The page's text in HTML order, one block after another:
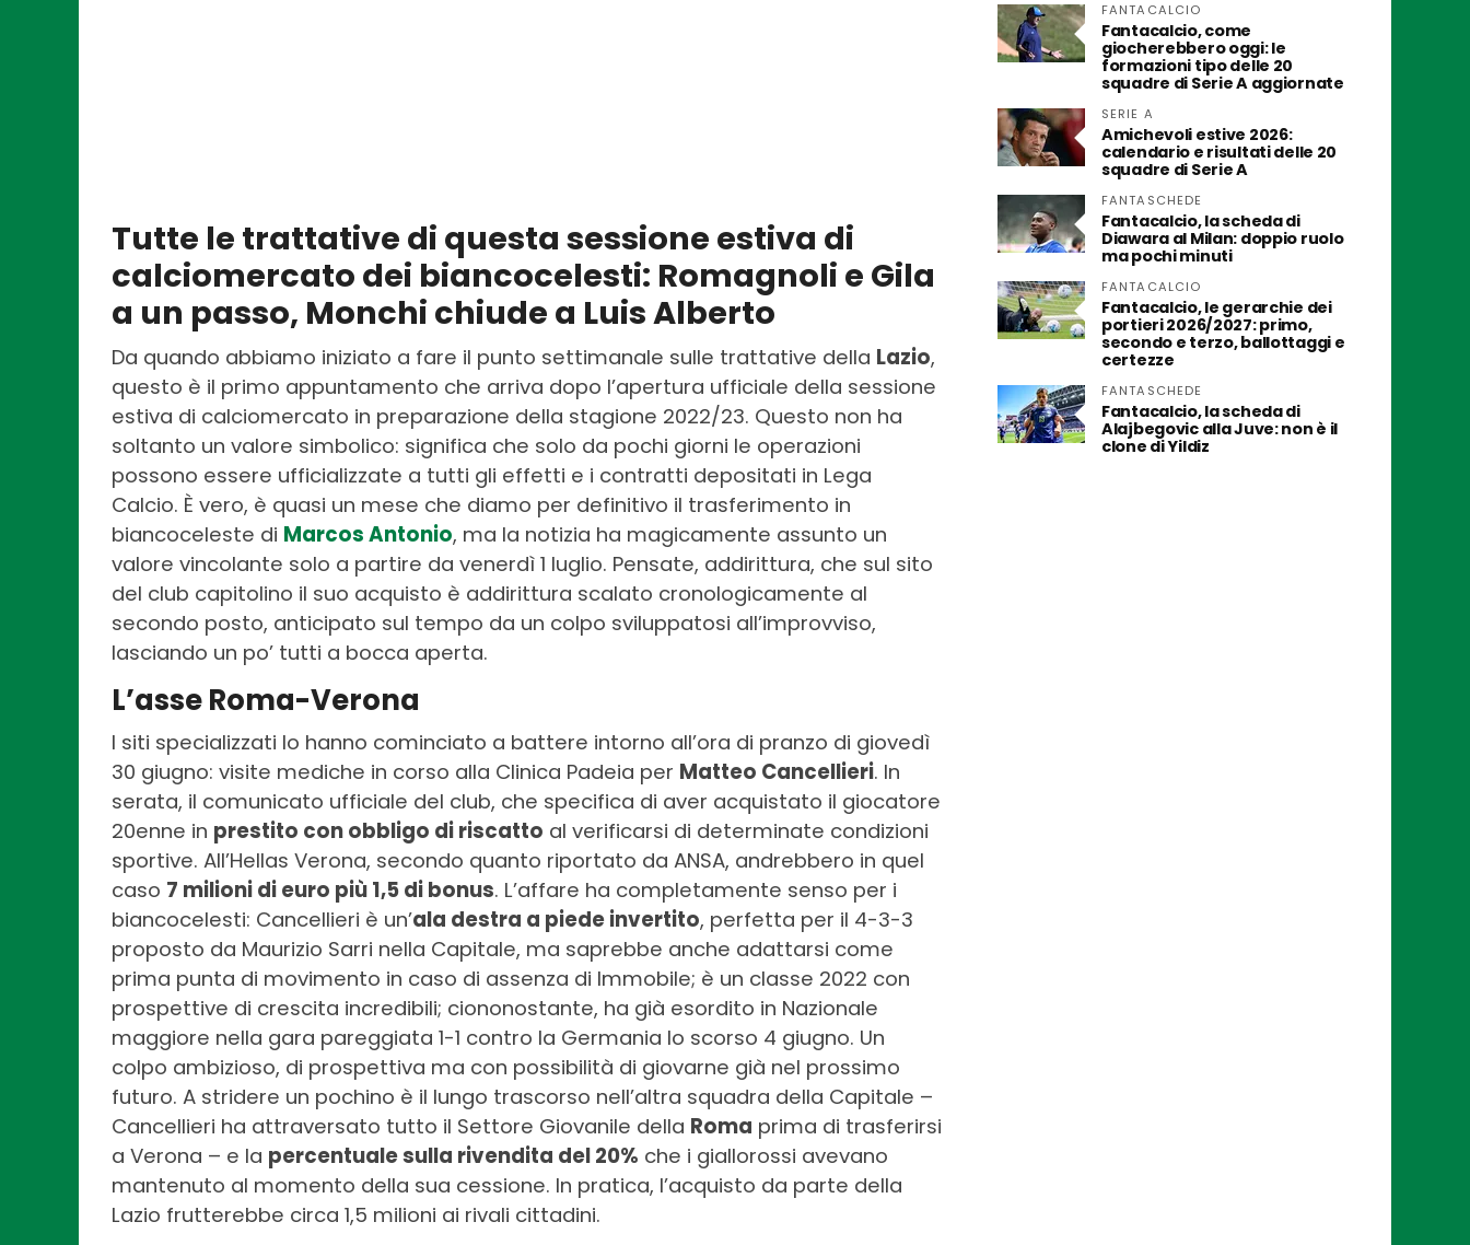
Tutte le trattative di questa sessione estiva di
calciomercato dei biancocelesti: Romagnoli e Gila
a un passo, Monchi chiude a Luis Alberto
Da quando abbiamo iniziato a fare il punto settimanale sulle trattative della Lazio,
questo è il primo appuntamento che arriva dopo l’apertura ufficiale della sessione
estiva di calciomercato in preparazione della stagione 2022/23. Questo non ha
soltanto un valore simbolico: significa che solo da pochi giorni le operazioni
possono essere ufficializzate a tutti gli effetti e i contratti depositati in Lega
Calcio. È vero, è quasi un mese che diamo per definitivo il trasferimento in
biancoceleste di Marcos Antonio, ma la notizia ha magicamente assunto un
valore vincolante solo a partire da venerdì 1 luglio. Pensate, addirittura, che sul sito
del club capitolino il suo acquisto è addirittura scalato cronologicamente al
secondo posto, anticipato sul tempo da un colpo sviluppatosi all’improvviso,
lasciando un po’ tutti a bocca aperta.
L’asse Roma-Verona
I siti specializzati lo hanno cominciato a battere intorno all’ora di pranzo di giovedì
30 giugno: visite mediche in corso alla Clinica Padeia per Matteo Cancellieri. In
serata, il comunicato ufficiale del club, che specifica di aver acquistato il giocatore
20enne in prestito con obbligo di riscatto al verificarsi di determinate condizioni
sportive. All’Hellas Verona, secondo quanto riportato da ANSA, andrebbero in quel
caso 7 milioni di euro più 1,5 di bonus. L’affare ha completamente senso per i
biancocelesti: Cancellieri è un’ala destra a piede invertito, perfetta per il 4-3-3
proposto da Maurizio Sarri nella Capitale, ma saprebbe anche adattarsi come
prima punta di movimento in caso di assenza di Immobile; è un classe 2022 con
prospettive di crescita incredibili; ciononostante, ha già esordito in Nazionale
maggiore nella gara pareggiata 1-1 contro la Germania lo scorso 4 giugno. Un
colpo ambizioso, di prospettiva ma con possibilità di giovarne già nel prossimo
futuro. A stridere un pochino è il lungo trascorso nell’altra squadra della Capitale –
Cancellieri ha attraversato tutto il Settore Giovanile della Roma prima di trasferirsi
a Verona – e la percentuale sulla rivendita del 20% che i giallorossi avevano
mantenuto al momento della sua cessione. In pratica, l’acquisto da parte della
Lazio frutterebbe circa 1,5 milioni ai rivali cittadini.
FANTACALCIO
Fantacalcio, come
giocherebbero oggi: le
formazioni tipo delle 20
squadre di Serie A aggiornate
SERIE A
Amichevoli estive 2026:
calendario e risultati delle 20
squadre di Serie A
FANTASCHEDE
Fantacalcio, la scheda di
Diawara al Milan: doppio ruolo
ma pochi minuti
FANTACALCIO
Fantacalcio, le gerarchie dei
portieri 2026/2027: primo,
secondo e terzo, ballottaggi e
certezze
FANTASCHEDE
Fantacalcio, la scheda di
Alajbegovic alla Juve: non è il
clone di Yildiz